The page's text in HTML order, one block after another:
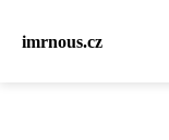
imrnous.cz